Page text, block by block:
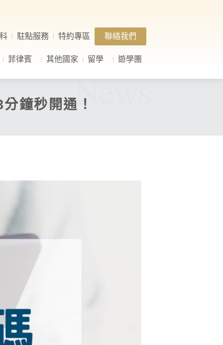
駐點服務 特約專區 聯絡我們
菲律賓 其他國家 留學 遊學團
鐘秒開通！News